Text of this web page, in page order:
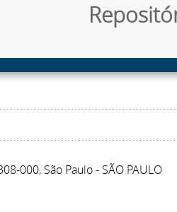
000, São Paulo - SÃO PAULO